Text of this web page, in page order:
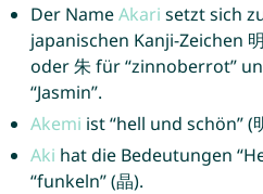
Der NameAkari setzt sich
japanischen Kanji-Zeichen
oder 朱 für “zinnoberrot”
“Jasmin”.
Akemi ist “hell und schön” (
Aki hat die Bedeutungen
“funkeln” (晶).